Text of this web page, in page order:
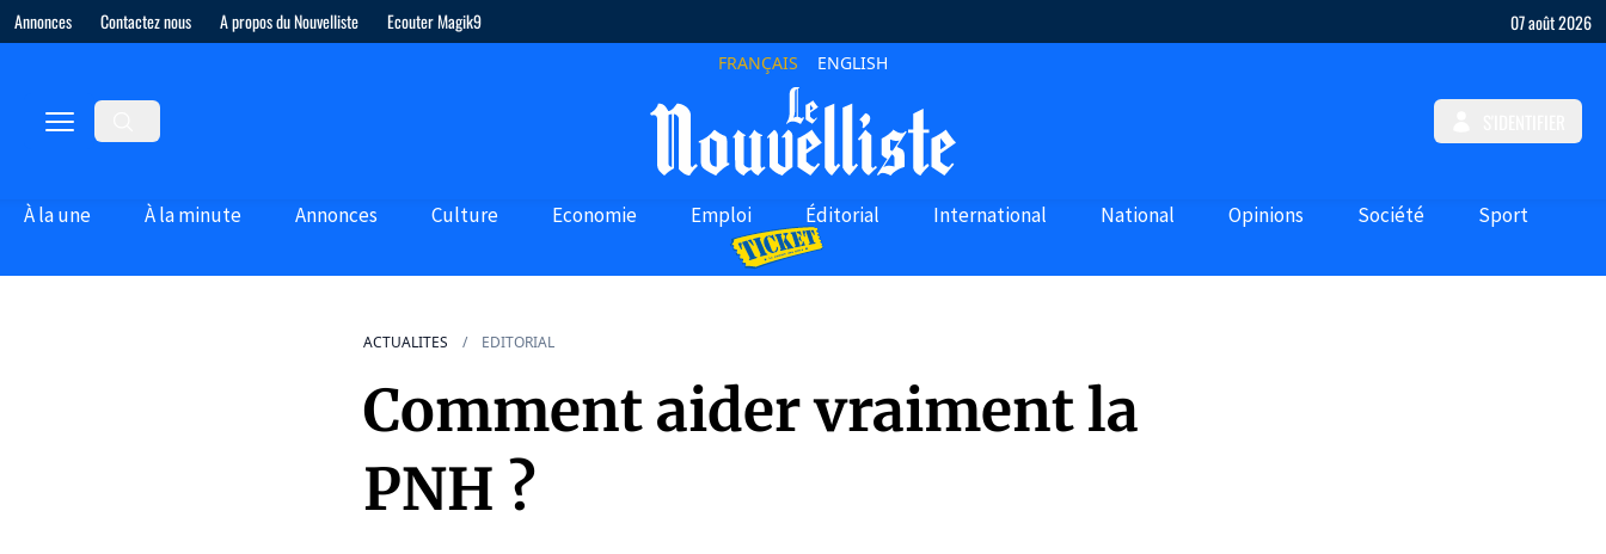
Annonces Contactez nous A propos du Nouvelliste Ecouter Magik9 07 août 2026
FRANÇAIS ENGLISH
À la une À la minute Annonces Culture Economie Emploi Éditorial International National Opinions Société Sport
ACTUALITES EDITORIAL
Comment aider vraiment la
PNH ?